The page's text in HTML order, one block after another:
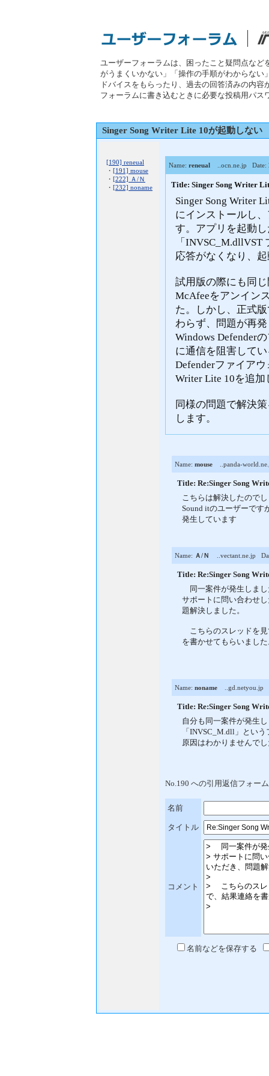
ユーザーフォーラムは、困ったこと疑問点な
がうまくいかない」「操作の手順がわからな
ドバイスをもらったり、過去の回答済みの内
フォーラムに書き込むときに必要な投稿用パス
Singer Song Writer Lite 10が起動しない
[190] reneual
・ [191] mouse
・ [222] Ａ/Ｎ
・ [232] noname
Name: reneual ..ocn.ne.jp Date:
Title: Singer Song Writer
Singer Song Writer
にインストールし
す。アプリを起動
「
応答がなくなり、
試用版の際にも同
McAfeeをアンイン
た。しかし、正式
わらず、問題が再
Windows Defender
に通信を阻害して
Defenderファイア
Writer Lite 10を追
同様の問題で解決
します。
Name: mouse ..panda-
Title: Re:Singer Song
こちらは解決したので
Sound itのユーザーです
発生しています
Name: Ａ/Ｎ ..vectant.ne.jp
Title: Re:Singer Song
同一案件が発生しまし
サポートに問い合わせ
題解決しました。
こちらのスレッドを見
を書かせてもらいまし
Name: noname ..gd.netyou.jp
Title: Re:Singer Song
自分も同一案件が発生
「INVSC_M.dll」とい
原因はわかりませんで
No.190 への引用返信フォー
名前
タイトル
コメント
名前などを保存する